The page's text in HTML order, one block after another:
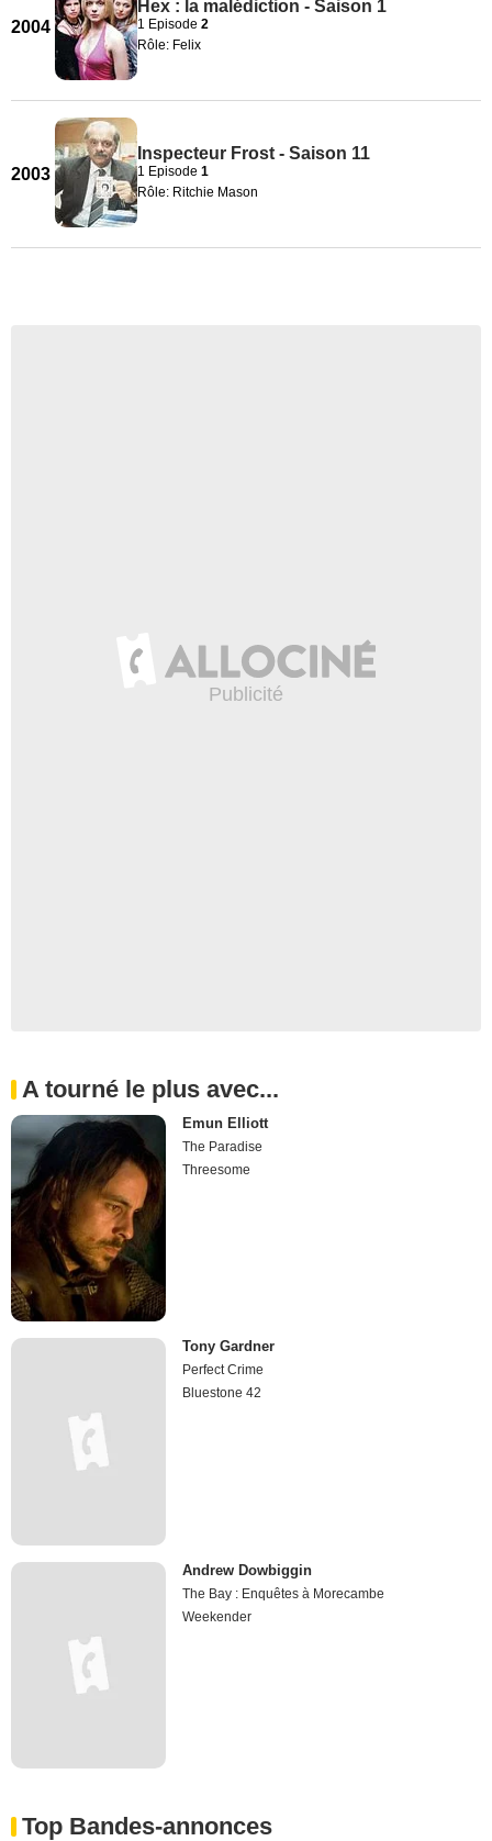
2004
Hex : la malédiction - Saison 1
1 Episode 2
Rôle: Felix
2003
Inspecteur Frost - Saison 11
1 Episode 1
Rôle: Ritchie Mason
A tourné le plus avec...
Emun Elliott
The Paradise
Threesome
Tony Gardner
Perfect Crime
Bluestone 42
Andrew Dowbiggin
The Bay : Enquêtes à Morecambe
Weekender
Top Bandes-annonces